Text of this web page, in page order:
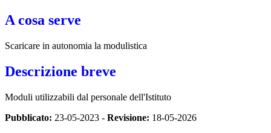
A cosa serve
Scaricare in autonomia la modulistica
Descrizione breve
Moduli utilizzabili dal personale dell'Istituto
Pubblicato: 23-05-2023 - Revisione: 18-05-2026